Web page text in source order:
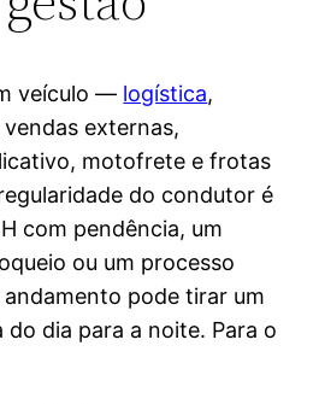
veículo — logística,
externas,
motofrete e frotas
do condutor é
com pendência, um
ou um processo
pode tirar um
dia para a noite. Para o